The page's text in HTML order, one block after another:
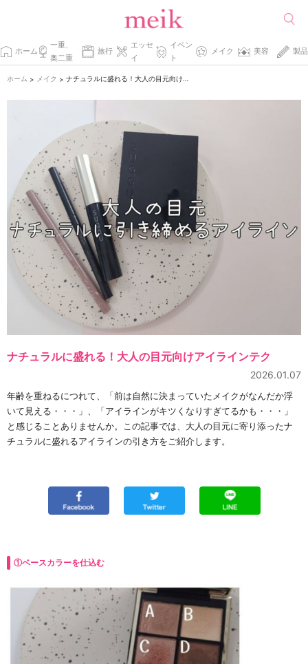
ホーム
一重、
奥二重
旅行
エッセ
イ
イベン
ト
メイク 美容 製品
ホーム > メイク > ナチュラルに盛れる！大人の目元向けアイラインテク
ナチュラルに盛れる！大人の目元向けアイラインテク
2026.01.07
年齢を重ねるにつれて、「前は自然に決まっていたメイクがなんだか浮
いて見える・・・」、「アイラインがキツくなりすぎてるかも・・・」
と感じることありませんか。この記事では、大人の目元に寄り添ったナ
チュラルに盛れるアイラインの引き方をご紹介します。
①ベースカラーを仕込む